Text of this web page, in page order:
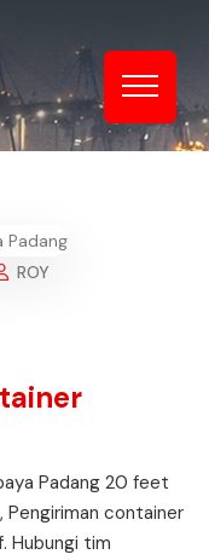
ROY
Padang 20 feet
Pengiriman container
Hubungi tim